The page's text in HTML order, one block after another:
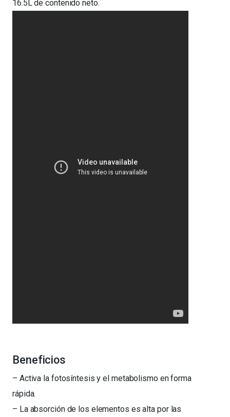
16.5L de contenido neto.
Beneficios
– Activa la fotosíntesis y el metabolismo en forma
rápida.
– La absorción de los elementos es alta por las